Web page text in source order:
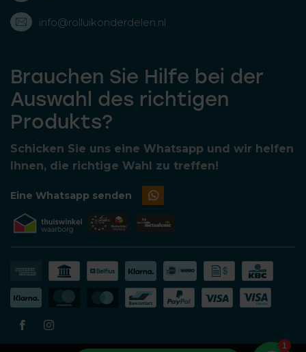
info@rolluikonderdelen.nl
Brauchen Sie Hilfe bei der
Auswahl des richtigen
Produkts?
Schicken Sie uns eine Whatsapp und wir helfen
Ihnen, die richtige Wahl zu treffen!
Eine Whatsapp senden